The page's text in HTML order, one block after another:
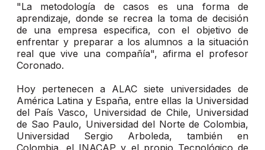
"La metodología de casos es una forma de
aprendizaje, donde se recrea la toma de decisión
de una empresa especifica, con el objetivo de
enfrentar y preparar a los alumnos a la situación
real que vive una compañía", afirma el profesor
Coronado.
Hoy pertenecen a ALAC siete universidades de
América Latina y España, entre ellas la Universidad
del País Vasco, Universidad de Chile, Universidad
de Sao Paulo, Universidad del Norte de Colombia,
Universidad Sergio Arboleda, también en